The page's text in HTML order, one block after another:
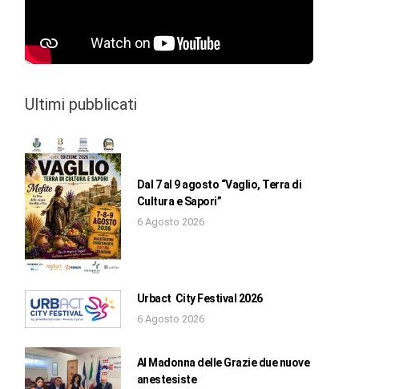
Ultimi pubblicati
Dal 7 al 9 agosto “Vaglio, Terra di
Cultura e Sapori”
6 Agosto 2026
Urbact City Festival 2026
6 Agosto 2026
Al Madonna delle Grazie due nuove
anestesiste